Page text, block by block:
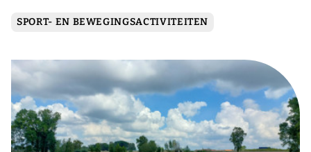
SPORT- EN BEWEGINGSACTIVITEITEN